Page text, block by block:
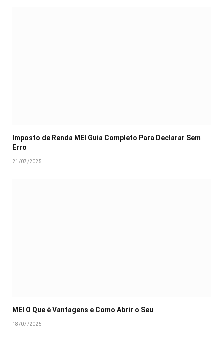
Imposto de Renda MEI Guia Completo Para Declarar Sem
Erro
21/07/2025
MEI O Que é Vantagens e Como Abrir o Seu
18/07/2025